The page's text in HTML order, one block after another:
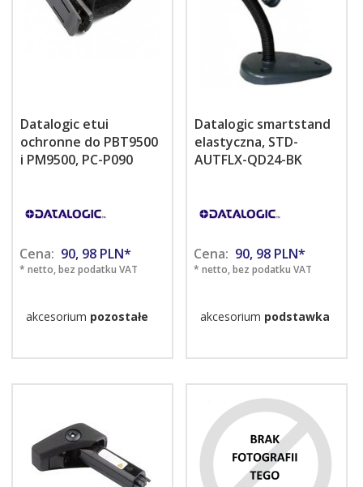
Datalogic etui
ochronne do PBT9500
i PM9500, PC-P090
Cena: 90, 98 PLN*
* netto, bez podatku VAT
akcesorium pozostałe
Datalogic smartstand
elastyczna, STD-
AUTFLX-QD24-BK
Cena: 90, 98 PLN*
* netto, bez podatku VAT
akcesorium podstawka